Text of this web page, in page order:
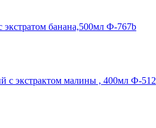
банана,500мл Ф-767b
с экстрактом малины , 400мл Ф-512